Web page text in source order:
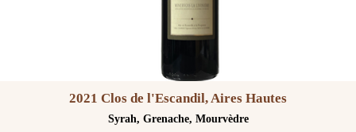
2021 Clos de l'Escandil, Aires Hautes
Syrah, Grenache, Mourvèdre